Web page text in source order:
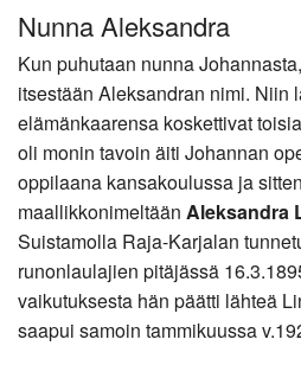
Nunna Aleksandra
Kun puhutaan nunna
itsestään Aleksandran nimi. Niin
elämänkaarensa koskettivat
oli monin tavoin äiti Johannan
oppilaana kansakoulussa ja
maallikkonimeltään Aleksandra
Suistamolla Raja-Karjalan
runonlaulajien pitäjässä
vaikutuksesta hän päätti lähteä
saapui samoin tammikuussa